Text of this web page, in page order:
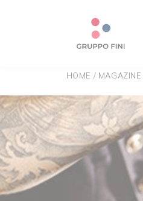
HOME / MAGAZINE